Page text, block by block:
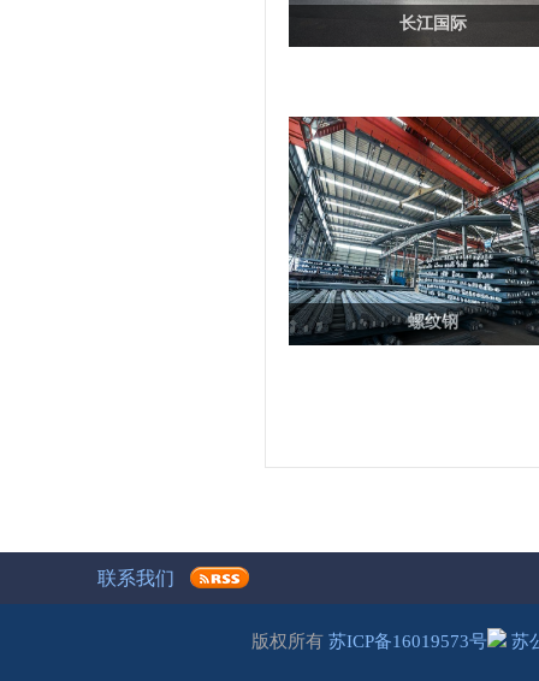
长江国际
螺纹钢
联系我们
版权所有 苏ICP备16019573号 苏